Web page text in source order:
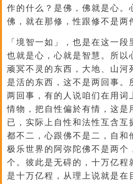
作的什么？是佛，佛就是心。
佛，就在那修，性跟修不是两
「境智一如」，也是在这一
也就是心，心就是智慧。所以
顽冥不灵的东西，大地、山河
是活的东西，这不是两回事。
两回事，有的人说咱们在用词
情物，把自性偏於有情，这是
已，实际上自性和法性互含互
都不二，心跟佛不是二，自和
极乐世界的阿弥陀佛不是两个
个。彼此是无碍的，十万亿程
是十万亿程，从理上说就是在